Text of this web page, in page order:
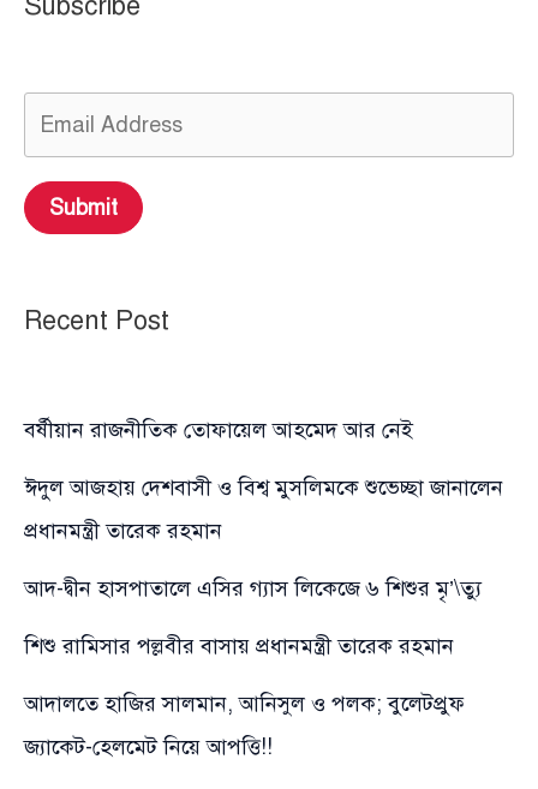
Submit
Recent Post
বর্ষীয়ান রাজনীতিক তোফায়েল আহমেদ আর নেই
ঈদুল আজহায় দেশবাসী ও বিশ্ব মুসলিমকে শুভেচ্ছা জানালেন
প্রধানমন্ত্রী তারেক রহমান
আদ-দ্বীন হাসপাতালে এসির গ্যাস লিকেজে ৬ শিশুর মৃ’\ত্যু
শিশু রামিসার পল্লবীর বাসায় প্রধানমন্ত্রী তারেক রহমান
আদালতে হাজির সালমান, আনিসুল ও পলক; বুলেটপ্রুফ
জ্যাকেট-হেলমেট নিয়ে আপত্তি!!